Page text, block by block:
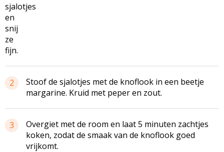
sjalotjes
en
snij
ze
fijn.
2
Stoof de sjalotjes met de knoflook in een beetje
margarine. Kruid met peper en zout.
3
Overgiet met de room en laat 5 minuten zachtjes
koken, zodat de smaak van de knoflook goed
vrijkomt.